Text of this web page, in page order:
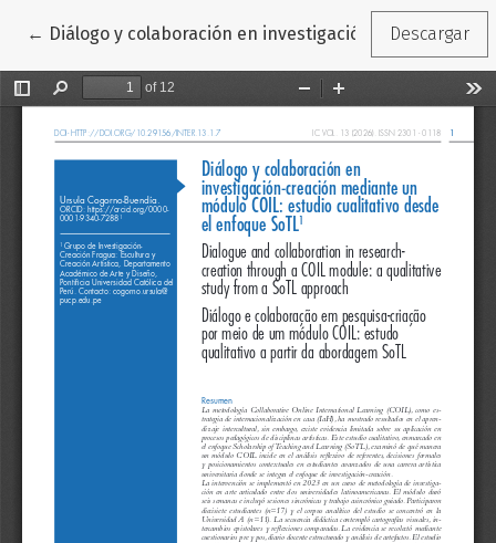
← Volver a los detalles del artículo
Diálogo y colaboración en investigación creación
Descargar